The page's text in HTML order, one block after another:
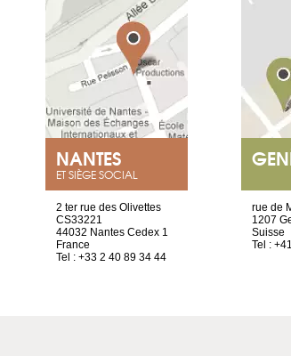
NANTES
ET SIÈGE SOCIAL
2 ter rue des Olivettes
CS33221
44032 Nantes Cedex 1
France
Tel : +33 2 40 89 34 44
rue de
1207
Suisse
Tel :